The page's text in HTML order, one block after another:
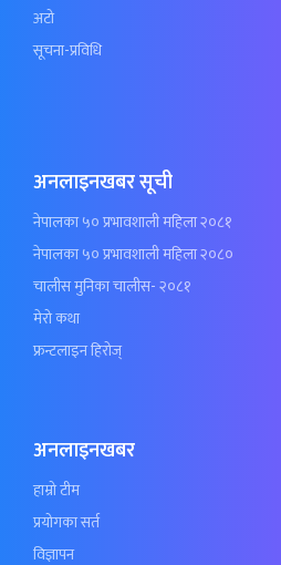
अटो
सूचना-प्रविधि
अनलाइनखबर सूची
नेपालका ५० प्रभावशाली महिला २०८१
नेपालका ५० प्रभावशाली महिला २०८०
चालीस मुनिका चालीस- २०८१
मेरो कथा
फ्रन्टलाइन हिरोज्
अनलाइनखबर
हाम्रो टीम
प्रयोगका सर्त
विज्ञापन